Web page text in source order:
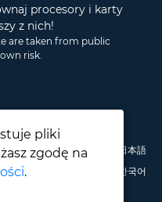
procesory i karty
z nich!
are taken from public
risk.
pliki
zgodę na
.
Italiano Français
日本語
한국어